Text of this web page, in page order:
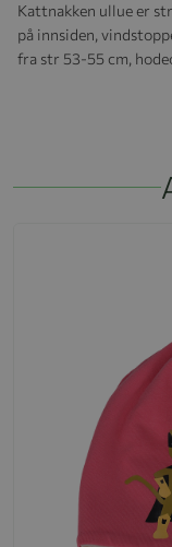
Kattnakken ullue er
på innsiden,
fra str 53-55 cm,